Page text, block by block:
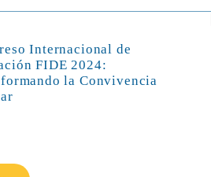
Internacional de
FIDE 2024:
la Convivencia